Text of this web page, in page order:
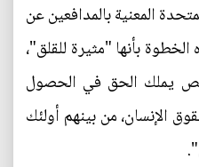
المعنية بالمدافعين عن
بأنها "مثيرة للقلق"،
يملك الحق في الحصول
الإنسان، من بينهم أولئك